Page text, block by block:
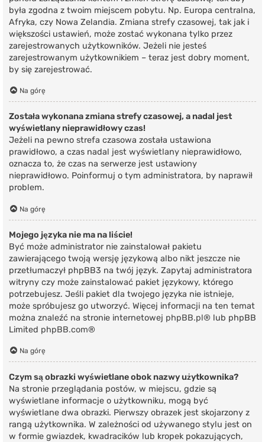
była zgodna z twoim miejscem pobytu. Np. Europa centralna,
Afryka, czy Nowa Zelandia. Zmiana strefy czasowej, tak jak i
większości ustawień, może zostać wykonana tylko przez
zarejestrowanych użytkowników. Jeżeli nie jesteś
zarejestrowanym użytkownikiem – teraz jest dobry moment,
by się zarejestrować.
Na górę
Została wykonana zmiana strefy czasowej, a nadal jest
wyświetlany nieprawidłowy czas!
Jeżeli na pewno strefa czasowa została ustawiona
prawidłowo, a czas nadal jest wyświetlany nieprawidłowo,
oznacza to, że czas na serwerze jest ustawiony
nieprawidłowo. Poinformuj o tym administratora, by naprawił
problem.
Na górę
Mojego języka nie ma na liście!
Być może administrator nie zainstalował pakietu
zawierającego twoją wersję językową albo nikt jeszcze nie
przetłumaczył phpBB3 na twój język. Zapytaj administratora
witryny czy może zainstalować pakiet językowy, którego
potrzebujesz. Jeśli pakiet dla twojego języka nie istnieje,
może spróbujesz go utworzyć. Więcej informacji na ten temat
można znaleźć na stronie internetowej phpBB.pl® lub phpBB
Limited phpBB.com®
Na górę
Czym są obrazki wyświetlane obok nazwy użytkownika?
Na stronie przeglądania postów, w miejscu, gdzie są
wyświetlane informacje o użytkowniku, mogą być
wyświetlane dwa obrazki. Pierwszy obrazek jest skojarzony z
rangą użytkownika. W zależności od używanego stylu jest on
w formie gwiazdek, kwadracików lub kropek pokazujących,